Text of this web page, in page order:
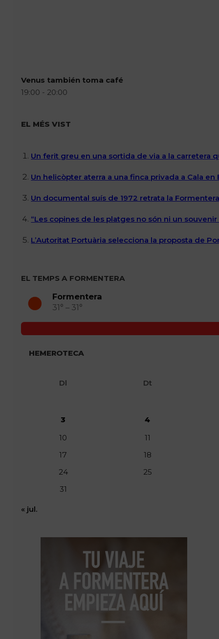
Venus también toma café
19:00 - 20:00
EL MÉS VIST
Un ferit greu en una sortida de via a la carretera
Un helicòpter aterra a una finca privada a Cala
Un documental suís de 1972 retrata la
“Les copines de les platges no són ni un
L’Autoritat Portuària selecciona la proposta de
EL TEMPS A FORMENTERA
Formentera
31° – 31°
HEMEROTECA
Dl Dt
3
4
10
11
17
18
24
25
31
« jul.